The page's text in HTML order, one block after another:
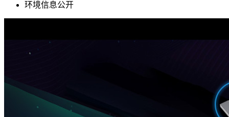
环境信息公开